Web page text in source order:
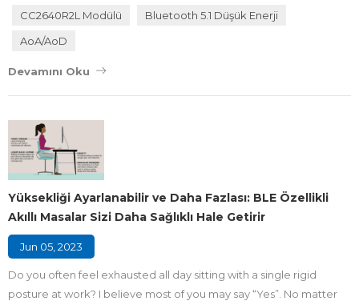
paylaşmak için tek çekirdekli bir yazılım geliştirme kiti (SDK) ve
varlık takibi...
CC2640R2L Modülü
Bluetooth 5.1 Düşük Enerji
AoA/AoD
Devamını Oku
Yüksekliği Ayarlanabilir ve Daha Fazlası: BLE Özellikli
Akıllı Masalar Sizi Daha Sağlıklı Hale Getirir
Jun 05, 2023
Do you often feel exhausted all day sitting with a single rigid
posture at work? I believe most of you may say “Yes”. No matter